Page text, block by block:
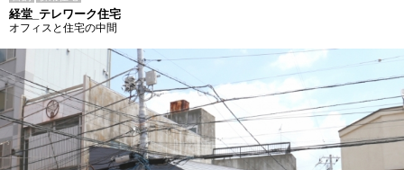
経堂_テレワーク住宅
オフィスと住宅の中間